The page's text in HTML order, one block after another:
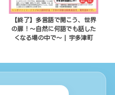
【終了】多言語で開こう、世界
の扉！～自然に何語でも話した
くなる場の中で～ | 宇多津町